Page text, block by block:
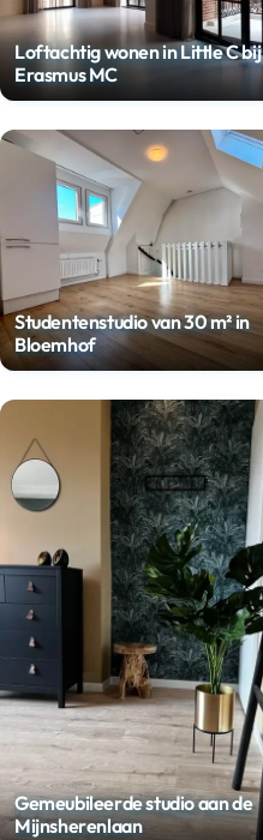
Loftachtig wonen in Little C bij
Erasmus MC
Studentenstudio van 30 m² in
Bloemhof
Gemeubileerde studio aan de
Mijnsherenlaan